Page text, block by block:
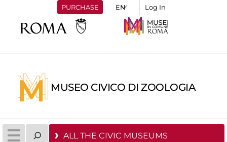
PURCHASE Log In
MUSEO CIVICO DI ZOOLOGIA
ALL THE CIVIC MUSEUMS